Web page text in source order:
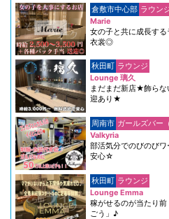
倉敷市中心部 ラウン
Marie
女の子と共に成長す
衣裳◎
秋田町 ラウンジ
Lounge 璃久
まだまだ新店★飾らな
迎あり★
周南市 ガールズバー
Valkyria
部活気分でのびのび
安心☆
秋田町 ラウンジ
Lounge Emma
稼がせるのが当たり
ごう」♪